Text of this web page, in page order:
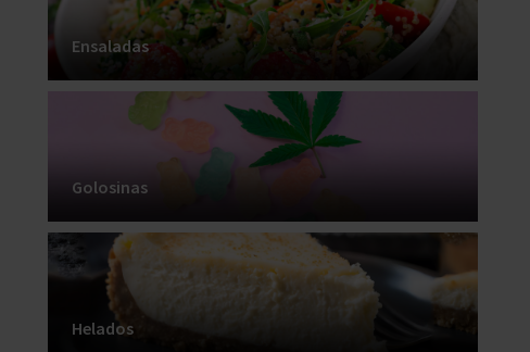
Ensaladas
Golosinas
Helados